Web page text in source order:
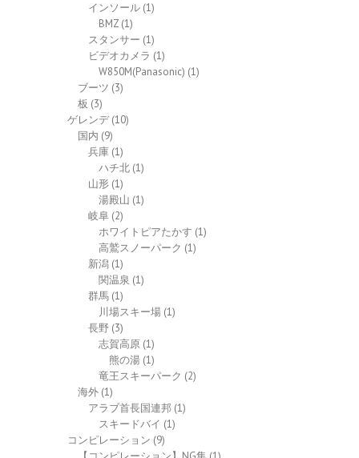
インソール (1)
BMZ (1)
スタンサー (1)
ビデオカメラ (1)
W850M(Panasonic) (1)
ブーツ (3)
板 (3)
ゲレンデ(10)
国内 (9)
兵庫 (1)
ハチ北 (1)
山形 (1)
湯殿山 (1)
岐阜 (2)
ホワイトピアたかす (1)
高鷲スノーパーク (1)
新潟 (1)
関温泉 (1)
群馬 (1)
川場スキー場 (1)
長野 (3)
志賀高原 (1)
熊の湯 (1)
竜王スキーパーク (2)
海外 (1)
アラブ首長国連邦 (1)
スキードバイ (1)
コンピレーション (9)